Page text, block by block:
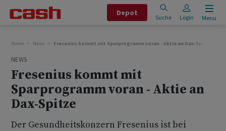
Depot
Suche Login Menu
Home News Fresenius kommt mit Sparprogramm voran - Aktie an Dax-Spitze
NEWS
Fresenius kommt mit
Sparprogramm voran - Aktie an
Dax-Spitze
Der Gesundheitskonzern Fresenius ist bei